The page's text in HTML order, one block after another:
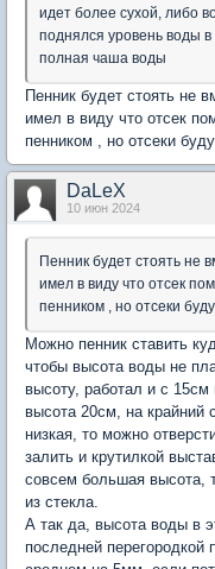
идет более сухой, либо
поднялся уровень воды в
полная чаша воды
Пенник будет стоять не
имел в виду что отсек
пенником , но отсеки
DaLeX
10 июн 2024
Пенник будет стоять не
имел в виду что отсек
пенником , но отсеки
Можно пенник ставить
чтобы высота воды не
высоту, работал и с
высота 20см, на крайний
низкая, то можно
залить и крутилкой
совсем большая высота,
из стекла.
А так да, высота воды в
последней